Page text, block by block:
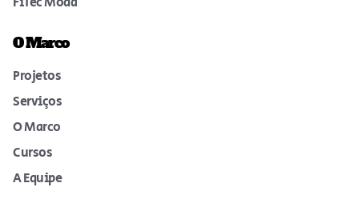
O Marco
Projetos
Serviços
O Marco
Cursos
A Equipe